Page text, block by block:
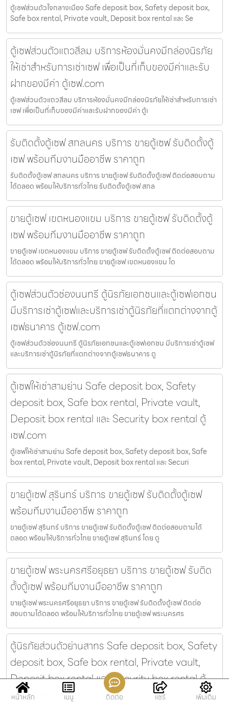
ตู้เซฟส่วนตัวใจกลางเมือง Safe deposit box, Safety deposit box,
Safe box rental, Private vault, Deposit box rental และ Se
ตู้เซฟส่วนตัวแถวสีลม บริการห้องมั่นคงมีกล่องนิรภัย
ให้เช่าสำหรับการเช่าเซฟ เพื่อเป็นที่เก็บของมีค่าและรับ
ฝากของมีค่า ตู้เซฟ.com
ตู้เซฟส่วนตัวแถวสีลม บริการห้องมั่นคงมีกล่องนิรภัยให้เช่าสำหรับการเช่า
เซฟ เพื่อเป็นที่เก็บของมีค่าและรับฝากของมีค่า ตู้เ
รับติดตั้งตู้เซฟ สกลนคร บริการ ขายตู้เซฟ รับติดตั้งตู้
เซฟ พร้อมทีมงานมืออาชีพ ราคาถูก
รับติดตั้งตู้เซฟ สกลนคร บริการ ขายตู้เซฟ รับติดตั้งตู้เซฟ ติดต่อสอบถาม
ได้ตลอด พร้อมให้บริการทั่วไทย รับติดตั้งตู้เซฟ สกล
ขายตู้เซฟ เขตหนองแขม บริการ ขายตู้เซฟ รับติดตั้งตู้
เซฟ พร้อมทีมงานมืออาชีพ ราคาถูก
ขายตู้เซฟ เขตหนองแขม บริการ ขายตู้เซฟ รับติดตั้งตู้เซฟ ติดต่อสอบถาม
ได้ตลอด พร้อมให้บริการทั่วไทย ขายตู้เซฟ เขตหนองแขม โด
ตู้เซฟส่วนตัวช่องนนทรี ตู้นิรภัยเอกชนและตู้เซฟเอกชน
มีบริการเช่าตู้เซฟและบริการเช่าตู้นิรภัยที่แตกต่างจากตู้
เซฟธนาคาร ตู้เซฟ.com
ตู้เซฟส่วนตัวช่องนนทรี ตู้นิรภัยเอกชนและตู้เซฟเอกชน มีบริการเช่าตู้เซฟ
และบริการเช่าตู้นิรภัยที่แตกต่างจากตู้เซฟธนาคาร ตู
ตู้เซฟให้เช่าสามย่าน Safe deposit box, Safety
deposit box, Safe box rental, Private vault,
Deposit box rental และ Security box rental ตู้
เซฟ.com
ตู้เซฟให้เช่าสามย่าน Safe deposit box, Safety deposit box, Safe
box rental, Private vault, Deposit box rental และ Securi
ขายตู้เซฟ สุรินทร์ บริการ ขายตู้เซฟ รับติดตั้งตู้เซฟ
พร้อมทีมงานมืออาชีพ ราคาถูก
ขายตู้เซฟ สุรินทร์ บริการ ขายตู้เซฟ รับติดตั้งตู้เซฟ ติดต่อสอบถามได้
ตลอด พร้อมให้บริการทั่วไทย ขายตู้เซฟ สุรินทร์ โดย ตู
ขายตู้เซฟ พระนครศรีอยุธยา บริการ ขายตู้เซฟ รับติด
ตั้งตู้เซฟ พร้อมทีมงานมืออาชีพ ราคาถูก
ขายตู้เซฟ พระนครศรีอยุธยา บริการ ขายตู้เซฟ รับติดตั้งตู้เซฟ ติดต่อ
สอบถามได้ตลอด พร้อมให้บริการทั่วไทย ขายตู้เซฟ พระนครศร
ตู้นิรภัยส่วนตัวย่านสาทร Safe deposit box, Safety
deposit box, Safe box rental, Private vault,
Deposit box rental และ Security box rental ตู้
เซฟ.com
หน้าหลัก เมนู ติดต่อ แชร์ เพิ่มเติม